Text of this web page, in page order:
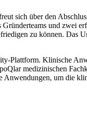
sich über den
und zwei
zu können.
Plattform. Klinische
medizinischen
um die